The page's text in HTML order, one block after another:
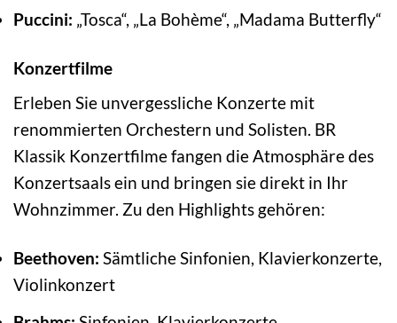
Puccini: „Tosca“, „La Bohème“, „Madama Butterfly“
Konzertfilme
Erleben Sie unvergessliche Konzerte mit
renommierten Orchestern und Solisten. BR
Klassik Konzertfilme fangen die Atmosphäre des
Konzertsaals ein und bringen sie direkt in Ihr
Wohnzimmer. Zu den Highlights gehören:
Beethoven: Sämtliche Sinfonien, Klavierkonzerte,
Violinkonzert